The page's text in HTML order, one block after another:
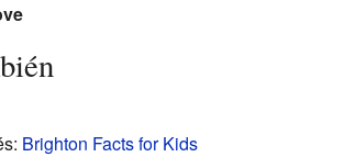
Brighton Facts for Kids